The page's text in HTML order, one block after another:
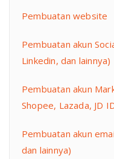
Pembuatan website
Pembuatan akun
Linkedin, dan lainnya)
Pembuatan akun
Shopee, Lazada, JD
Pembuatan akun
dan lainnya)